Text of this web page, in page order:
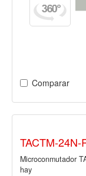
Comparar
TACTM-24N-
Microconmutador
hay